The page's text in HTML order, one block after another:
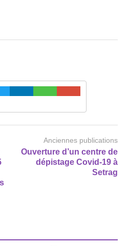
Anciennes publications
Ouverture d’un centre de
dépistage Covid-19 à
Setrag